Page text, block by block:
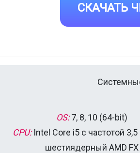
СКАЧАТЬ
OS:7, 8, 10 (64-bit)
CPU:Intel Core i5 с частотой 3,5
шестиядерный AMD FX